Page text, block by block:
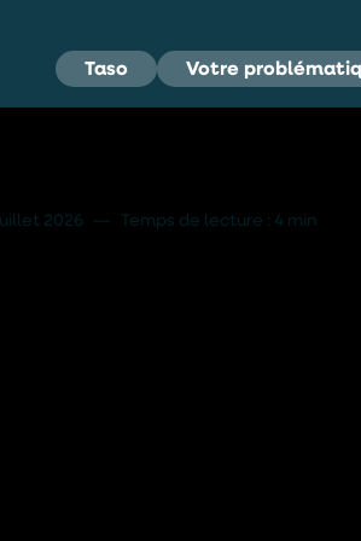
Taso Votre
Eau Saine
2026 — Temps de lecture : 4 min